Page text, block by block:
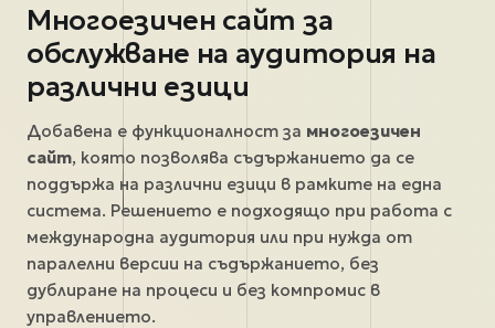
Многоезичен сайт за
обслужване на аудитория на
различни езици
Добавена е функционалност за многоезичен
сайт, която позволява съдържанието да се
поддържа на различни езици в рамките на една
система. Решението е подходящо при работа с
международна аудитория или при нужда от
паралелни версии на съдържанието, без
дублиране на процеси и без компромис в
управлението.